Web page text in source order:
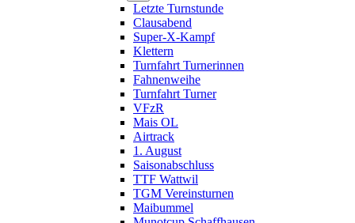
Letzte Turnstunde
Clausabend
Super-X-Kampf
Klettern
Turnfahrt Turnerinnen
Fahnenweihe
Turnfahrt Turner
VFzR
Mais OL
Airtrack
1. August
Saisonabschluss
TTF Wattwil
TGM Vereinsturnen
Maibummel